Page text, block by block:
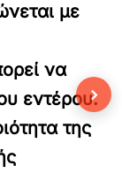
με
να
εντέρου.
της
›